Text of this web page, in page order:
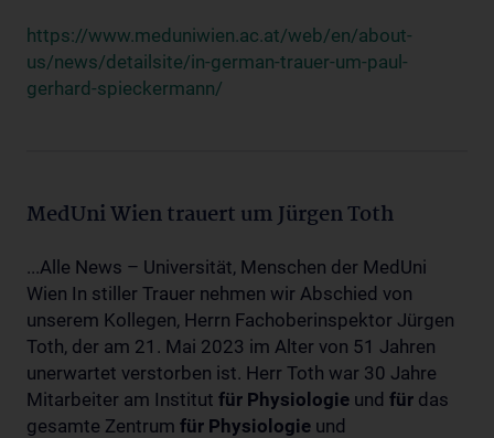
https://www.meduniwien.ac.at/web/en/about-
us/news/detailsite/in-german-trauer-um-paul-
gerhard-spieckermann/
MedUni Wien trauert um Jürgen Toth
...Alle News – Universität, Menschen der MedUni
Wien In stiller Trauer nehmen wir Abschied von
unserem Kollegen, Herrn Fachoberinspektor Jürgen
Toth, der am 21. Mai 2023 im Alter von 51 Jahren
unerwartet verstorben ist. Herr Toth war 30 Jahre
Mitarbeiter am Institut für Physiologie und für das
gesamte Zentrum für Physiologie und